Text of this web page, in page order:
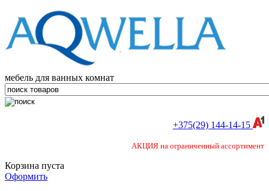
мебель для ванных комнат
+375(29) 144-14-15
АКЦИЯ на ограниченный ассортимент
Корзина пуста
Оформить